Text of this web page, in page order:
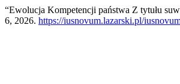
“Ewolucja Kompetencji państwa Z tytułu
6, 2026. https://iusnovum.lazarski.pl/